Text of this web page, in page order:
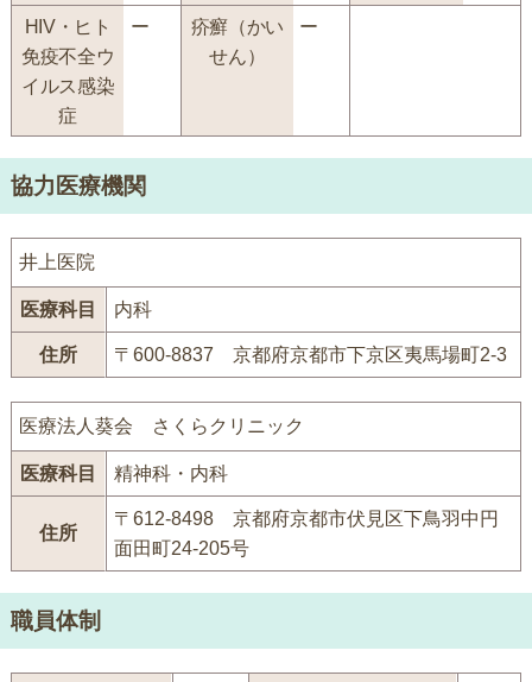
HIV・ヒト
免疫不全ウ
イルス感染
症
ー
疥癬（かい
せん）
ー
協力医療機関
井上医院
医療科目 内科
住所 〒600-8837 京都府京都市下京区夷馬場町2-3
医療法人葵会 さくらクリニック
医療科目 精神科・内科
住所
〒612-8498 京都府京都市伏見区下鳥羽中円
面田町24-205号
職員体制